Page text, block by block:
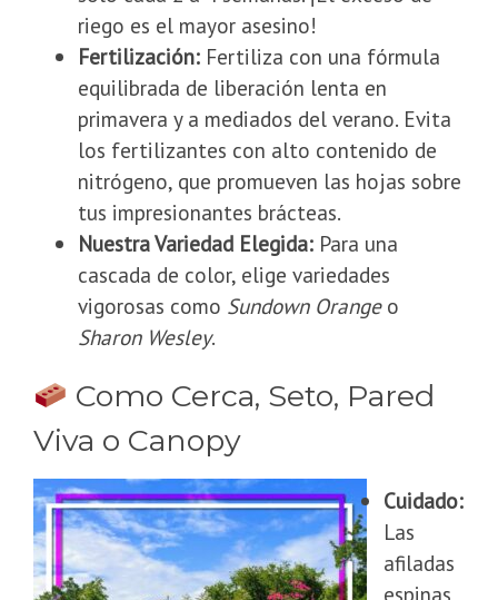
riego es el mayor asesino!
Fertilización: Fertiliza con una fórmula
equilibrada de liberación lenta en
primavera y a mediados del verano. Evita
los fertilizantes con alto contenido de
nitrógeno, que promueven las hojas sobre
tus impresionantes brácteas.
Nuestra Variedad Elegida: Para una
cascada de color, elige variedades
vigorosas como Sundown Orangeo
Sharon Wesley.
Como Cerca, Seto, Pared
Viva o Canopy
Cuidado:
Las
afiladas
espinas